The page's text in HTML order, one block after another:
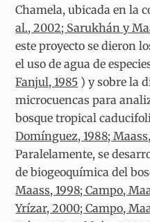
Chamela, ubicada en la
al., 2002; Sarukhán y
este proyecto se dieron
el uso de agua de
Fanjul, 1985 ) y sobre la
microcuencas para
bosque tropical
Domínguez, 1988;
Paralelamente, se
de biogeoquímica del
Maass, 1998; Campo,
Yrízar, 2000; Campo,